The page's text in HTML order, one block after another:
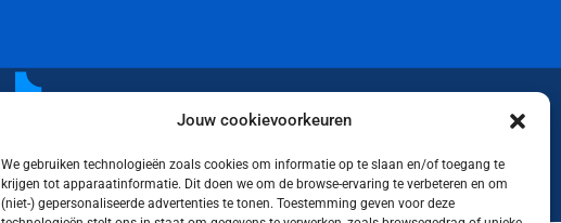
Jouw cookievoorkeuren
We gebruiken technologieën zoals cookies om informatie op te slaan en/of toegang te
krijgen tot apparaatinformatie. Dit doen we om de browse-ervaring te verbeteren en om
(niet-) gepersonaliseerde advertenties te tonen. Toestemming geven voor deze